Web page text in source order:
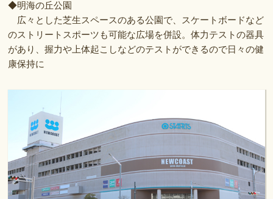
◆明海の丘公園
広々とした芝生スペースのある公園で、スケートボードなど
のストリートスポーツも可能な広場を併設。体力テストの器具
があり、握力や上体起こしなどのテストができるので日々の健
康保持に